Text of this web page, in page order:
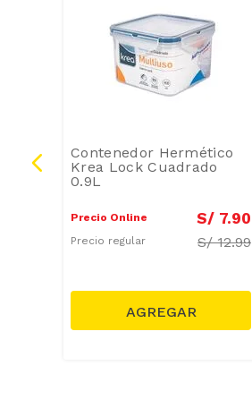
Contenedor Hermético
Krea Lock Cuadrado
0.9L
Precio Online S/ 7.90
Precio regular S/12.99